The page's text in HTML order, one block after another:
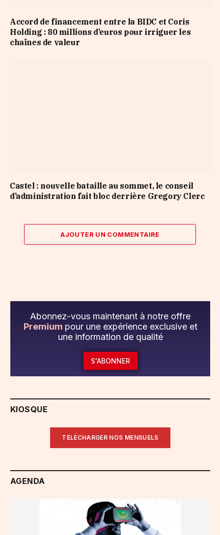
Accord de financement entre la BIDC et Coris
Holding : 80 millions d’euros pour irriguer les
chaînes de valeur
Castel : nouvelle bataille au sommet, le conseil
d’administration fait bloc derrière Gregory Clerc
AJOUTER UN COMMENTAIRE
Abonnez-vous maintenant à notre offre
Premium pour une expérience exclusive et
une information de qualité
S'ABONNER
KIOSQUE
TÉLÉCHARGER NOS MENSUELS
AGENDA